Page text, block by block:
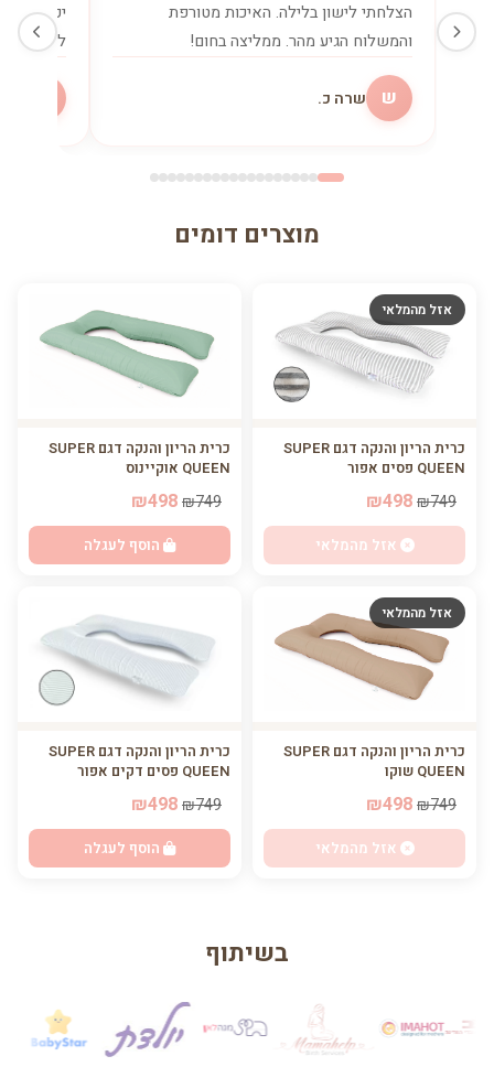
הצלחתי לישון בלילה. האיכות מטורפת
והמשלוח הגיע מהר. ממליצה בחום!
ש שרה כ.
יכולה
להנקה.
מוצרים דומים
אזל מהמלאי
כרית הריון והנקה דגם SUPER
QUEEN פסים אפור
₪749
אזל מהמלאי
כרית הריון והנקה דגם SUPER
QUEEN אוקיינוס
₪749
הוסף לעגלה
אזל מהמלאי
כרית הריון והנקה דגם SUPER
QUEEN שוקו
₪749
אזל מהמלאי
כרית הריון והנקה דגם SUPER
QUEEN פסים דקים אפור
₪749
הוסף לעגלה
בשיתוף